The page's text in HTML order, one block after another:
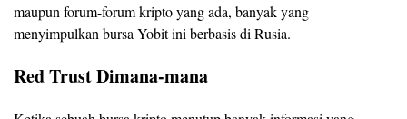
maupun forum-forum kripto yang ada, banyak yang
menyimpulkan bursa Yobit ini berbasis di Rusia.
Red Trust Dimana-mana